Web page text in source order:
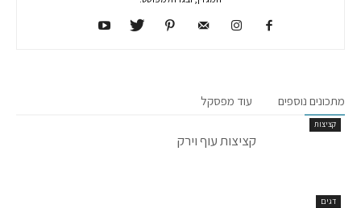
מתכונים נוספים עוד מפסקל
קציצות
קציצות עוף וירק
דגים